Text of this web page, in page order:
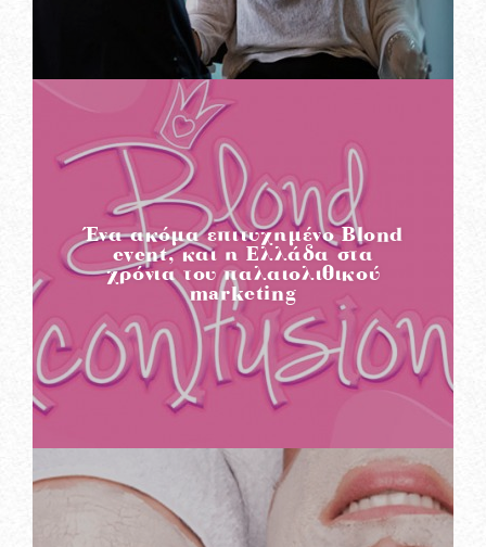
READ MORE
Ένα ακόμα επιτυχημένο Blond
event, και η Ελλάδα στα
χρόνια του παλαιολιθικού
marketing
READ MORE